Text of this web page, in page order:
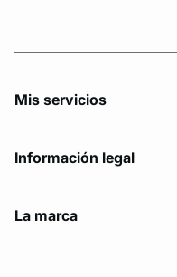
Mis servicios
Información legal
La marca